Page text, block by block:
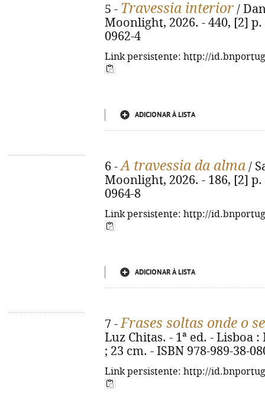
5 - Travessia interior /
Moonlight, 2026. - 440, [2] p.
0962-4
Link persistente: http://
ADICIONAR À LISTA
6 -A travessia da alma /
Moonlight, 2026. - 186, [2] p.
0964-8
Link persistente: http://
ADICIONAR À LISTA
7 -Frases soltas onde o
Luz Chitas. - 1ª ed. - Lisboa
; 23 cm. - ISBN 978-989-38-
Link persistente: http://